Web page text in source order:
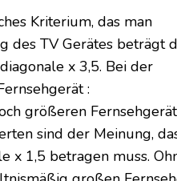
Kriterium, das man
des TV Gerätes beträgt
x 3,5. Bei der
:
größeren
sind der Meinung,
x 1,5 betragen muss.